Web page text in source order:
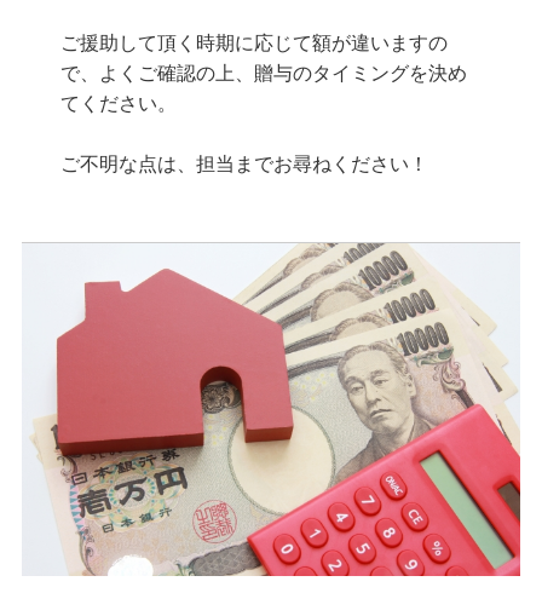
ご援助して頂く時期に応じて額が違いますの
で、よくご確認の上、贈与のタイミングを決め
てください。
ご不明な点は、担当までお尋ねください！